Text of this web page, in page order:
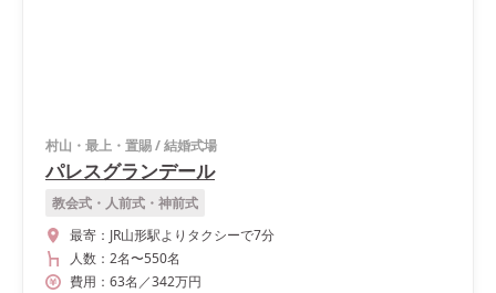
村山・最上・置賜/結婚式場
パレスグランデール
教会式・人前式・神前式
最寄： JR山形駅よりタクシーで7分
人数： 2名〜550名
費用： 63名 ／342万円